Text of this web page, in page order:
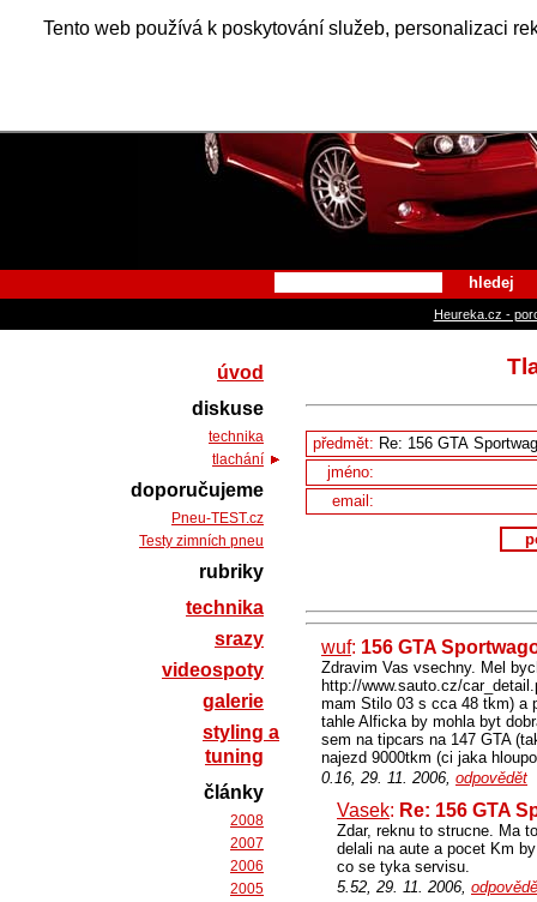
Tento web používá k poskytování služeb, personalizaci
Alfa
hledej
Heureka.cz -
předmět:
jméno:
email:
wuf: 156 GTA
Zdravim Vas vsechny. Mel
http://www.sauto.cz/
mam Stilo 03 s cca 48 tkm) a
tahle Alficka by mohla byt
sem na tipcars na 147 GTA
najezd 9000tkm (ci jaka
0.16, 29. 11. 2006, odpovědět
Vasek: Re: 156 GTA
Zdar, reknu to strucne. Ma
delali na aute a pocet Km
co se tyka servisu.
5.52, 29. 11. 2006,
úvod
diskuse
technika
tlachání
doporučujeme
Pneu-TEST.cz
Testy zimních pneu
rubriky
technika
srazy
videospoty
galerie
styling a
tuning
články
2008
2007
2006
2005